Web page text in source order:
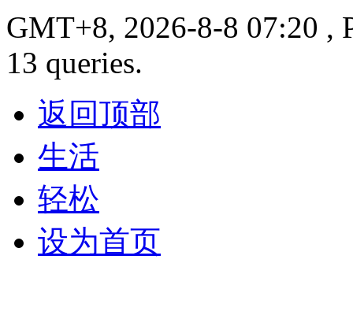
GMT+8, 2026-8-8 07:20 ,
13 queries.
返回顶部
生活
轻松
设为首页